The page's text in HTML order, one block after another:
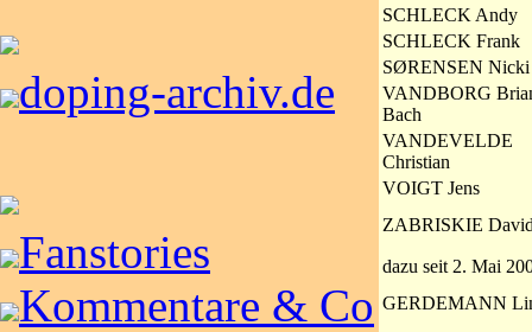
doping-archiv.de
Fanstories
Kommentare & Co
SCHLECK Andy
SCHLECK Frank
SØRENSEN Nicki
VANDBORG
Bach
VANDEVELDE
Christian
VOIGT Jens
ZABRISKIE
dazu seit 2. Mai
GERDEMANN